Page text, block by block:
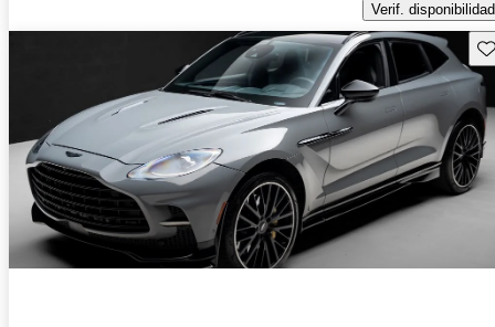
Verif. disponibilidad